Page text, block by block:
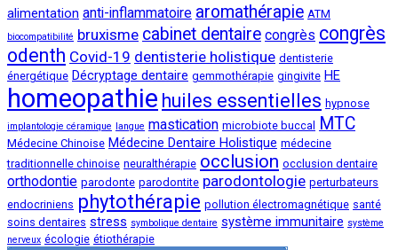
alimentation anti-inflammatoire aromathérapie ATM
biocompatibilité bruxisme cabinet dentaire congrès congrès
odenth Covid-19 dentisterie holistique dentisterie
énergétique Décryptage dentaire gemmothérapie gingivite HE
homeopathie huiles essentielles hypnose
implantologie céramique langue mastication microbiote buccal MTC
Médecine Chinoise Médecine Dentaire Holistique médecine
traditionnelle chinoise neuralthérapie occlusion occlusion dentaire
orthodontie parodonte parodontite parodontologie perturbateurs
endocriniens phytothérapie pollution électromagnétique santé
soins dentaires stress symbolique dentaire système immunitaire système
nerveux écologie étiothérapie